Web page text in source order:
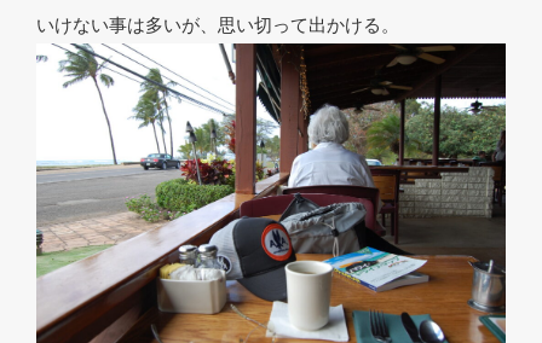
いけない事は多いが、思い切って出かける。